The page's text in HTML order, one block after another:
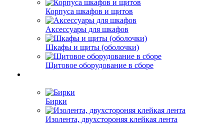
Корпуса шкафов и щитов
Аксессуары для шкафов
Шкафы и щиты (оболочки)
Щитовое оборудование в сборе
Бирки
Изолента, двухстороняя клейкая лента